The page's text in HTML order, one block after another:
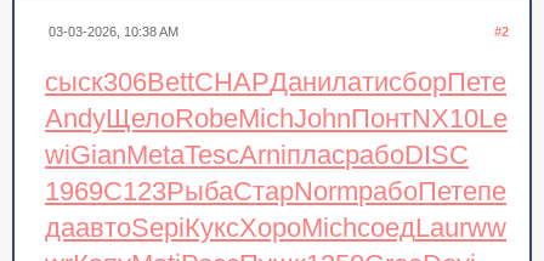
#2
03-03-2026, 10:38 AM
сыск306BettCHAPДанилатисборПете
AndyЩелоRobeMichJohnПонтNX10Le
wiGianMetaTescArniпласрабоDISC
1969C123РыбаСтарNormрабоПетепе
даавтоSepiКуксХороMichсоедLaurww